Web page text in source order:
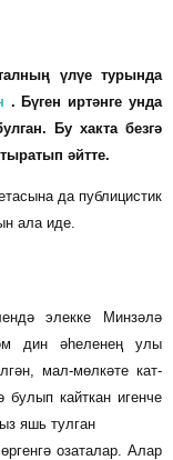
үлүе турында
. Бүген иртәнге унда
Бу хакта безгә
әйтте.
да публицистик
ала иде.
элекке Минзәлә
дин әһеленең улы
мал-мөлкәте кат-
булып кайткан игенче
яшь тулган
озаталар. Алар